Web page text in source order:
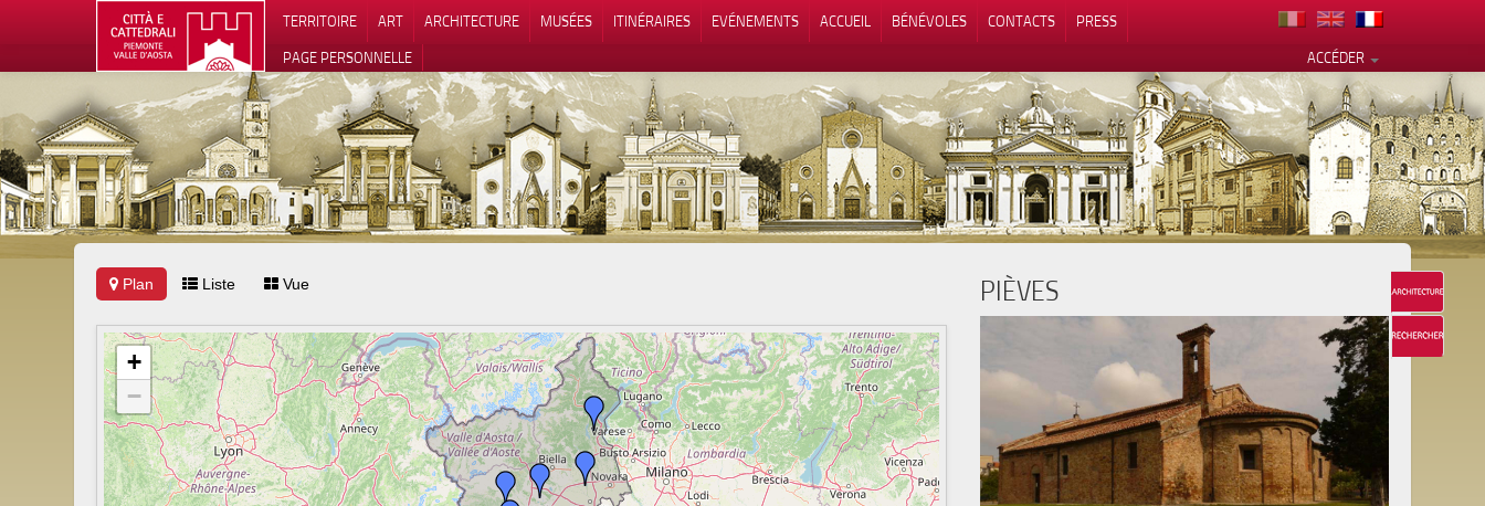
TERRITOIRE ART ARCHITECTURE MUSÉES ITINÉRAIRES EVÉNEMENTS ACCUEIL BÉNÉVOLES CONTACTS
PRESS
ACCÉDER
PAGE PERSONNELLE
Plan Liste Vue
+
−
PIÈVES
Vos choix en matière de confidentialité